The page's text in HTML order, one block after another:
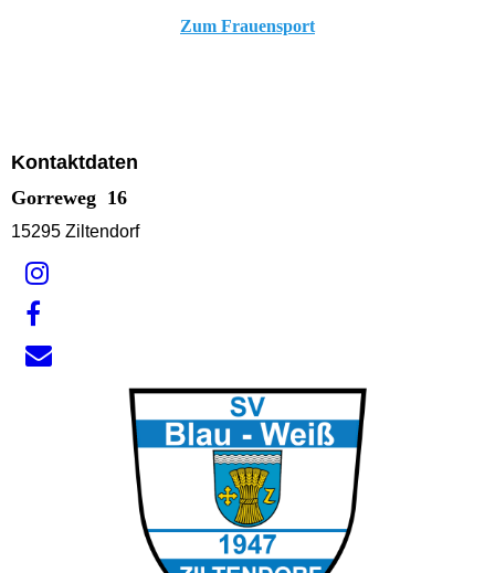
Zum Frauensport
Kontaktdaten
Gorreweg 16
15295 Ziltendorf